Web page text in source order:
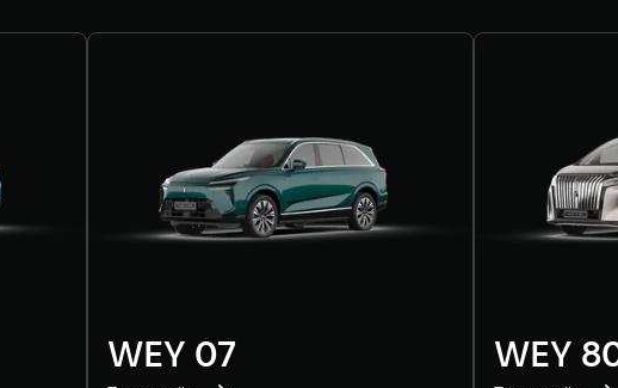
WEY 07 WEY